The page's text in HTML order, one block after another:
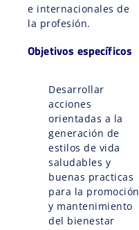
e internacionales de
la profesión.
Objetivos específicos
Desarrollar
acciones
orientadas a la
generación de
estilos de vida
saludables y
buenas practicas
para la promoción
y mantenimiento
del bienestar